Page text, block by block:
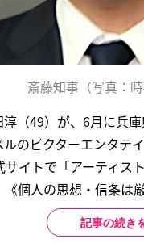
斎藤知事（写真：時
（49）が、6月に兵
のビクターエンタテ
イトで「アーティ
個人の思想・信条は
記事の続き